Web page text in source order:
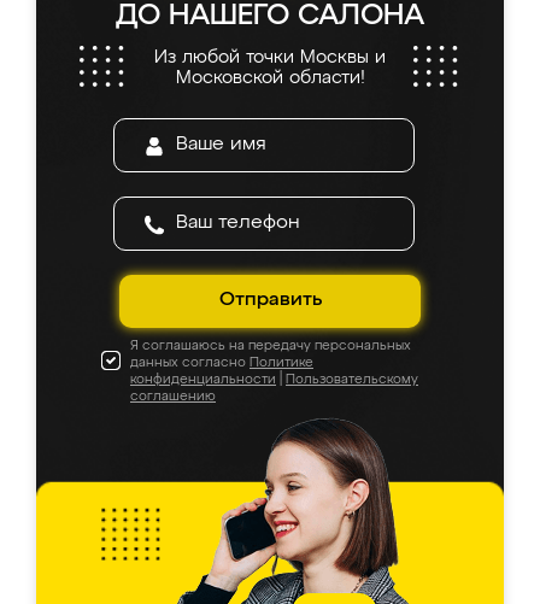
ДО НАШЕГО САЛОНА
Из любой точки Москвы и
Московской области!
Отправить
Я соглашаюсь на передачу персональных
данных согласно Политике
конфиденциальности
Пользовательскому
соглашению